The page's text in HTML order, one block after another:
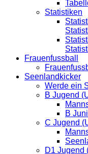
Statistiken
Frauenfussball
Seenlandkicker
Werde ein
B Jugend
B
C Jugend
D1 Jugend